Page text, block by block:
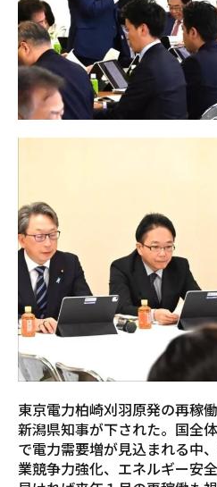
東京電力柏崎刈羽原発の再稼
新潟県知事が下された。国全
で電力需要増が見込まれる中
業競争力強化、エネルギー安